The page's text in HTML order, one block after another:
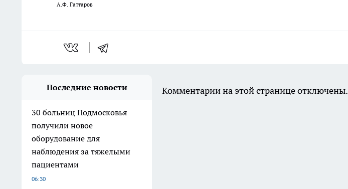
А.Ф. Гаттаров
Последние новости
30 больниц Подмосковья
получили новое
оборудование для
наблюдения за тяжелыми
пациентами
06:30
Комментарии на этой странице отключены.